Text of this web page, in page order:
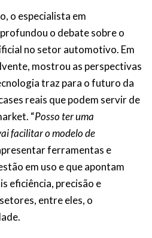
o especialista em
o debate sobre o
no setor automotivo. Em
mostrou as perspectivas
traz para o futuro da
reais que podem servir de
“Posso ter uma
facilitar o modelo de
ferramentas e
em uso e que apontam
eficiência, precisão e
entre eles, o